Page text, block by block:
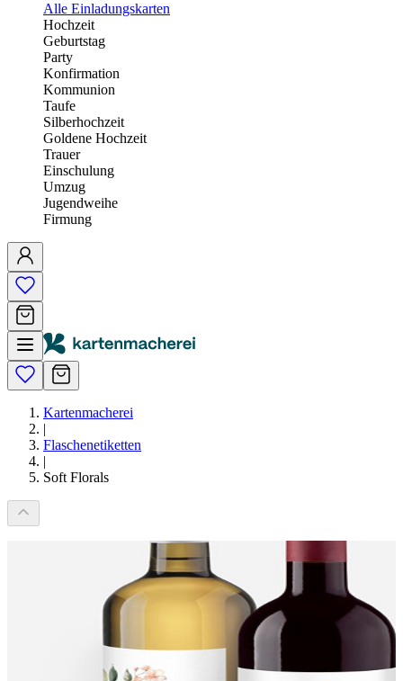
Alle Einladungskarten
Hochzeit
Geburtstag
Party
Konfirmation
Kommunion
Taufe
Silberhochzeit
Goldene Hochzeit
Trauer
Einschulung
Umzug
Jugendweihe
Firmung
Kartenmacherei
|
Flaschenetiketten
|
Soft Florals